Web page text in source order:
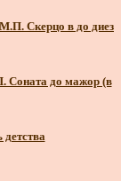
Скерцо в до диез
Соната до мажор (в